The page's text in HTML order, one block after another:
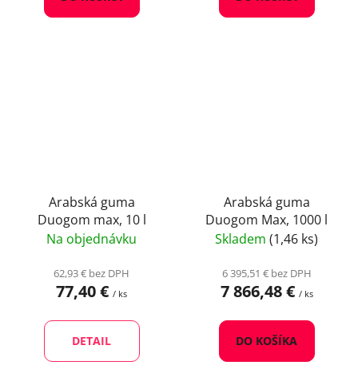
Arabská guma
Duogom max, 10 l
Na objednávku
62,93 € bez DPH
77,40 € / ks
DETAIL
Arabská guma
Duogom Max, 1000 l
Skladem (1,46 ks)
6 395,51 € bez DPH
7 866,48 € / ks
DO KOŠÍKA